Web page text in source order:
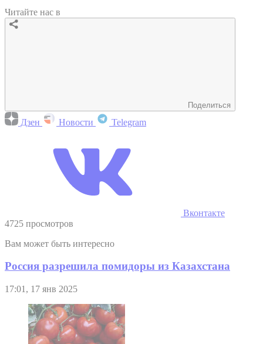
Читайте нас в
Поделиться
Дзен Новости Telegram
Вконтакте
4725 просмотров
Вам может быть интересно
Россия разрешила помидоры из Казахстана
17:01, 17 янв 2025